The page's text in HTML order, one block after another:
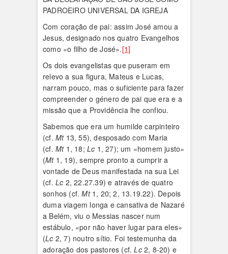
PADROEIRO UNIVERSAL DA IGREJA
Com coração de pai: assim José amou a
Jesus, designado nos quatro Evangelhos
como «o filho de José».[1]
Os dois evangelistas que puseram em
relevo a sua figura, Mateus e Lucas,
narram pouco, mas o suficiente para fazer
compreender o género de pai que era e a
missão que a Providência lhe confiou.
Sabemos que era um humilde carpinteiro
(cf. Mt13, 55), desposado com Maria
(cf. Mt1, 18;Lc 1, 27); um «homem justo»
(Mt1, 19), sempre pronto a cumprir a
vontade de Deus manifestada na sua Lei
(cf. Lc 2, 22.27.39) e através de quatro
sonhos (cf.Mt1, 20; 2, 13.19.22). Depois
duma viagem longa e cansativa de Nazaré
a Belém, viu o Messias nascer num
estábulo, «por não haver lugar para eles»
(Lc 2, 7) noutro sítio. Foi testemunha da
adoração dos pastores (cf.Lc2, 8-20) e